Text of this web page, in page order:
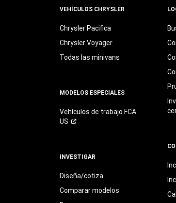
VEHÍCULOS CHRYSLER
Chrysler Pacifica
Chrysler Voyager
Todas las minivans
MODELOS ESPECIALES
Vehículos de trabajo FCA
US
INVESTIGAR
Diseña/cotiza
Comparar modelos